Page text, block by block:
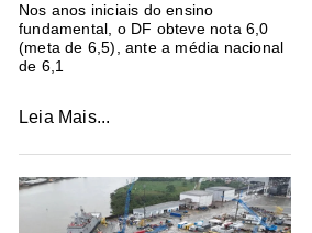
Nos anos iniciais do ensino
fundamental, o DF obteve nota 6,0
(meta de 6,5), ante a média nacional
de 6,1
Leia Mais...